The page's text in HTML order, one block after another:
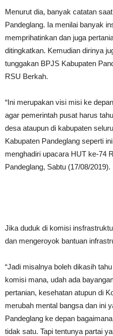
Menurut dia, banyak catatan
Pandeglang. Ia menilai banyak
memprihatinkan dan juga
ditingkatkan. Kemudian dirinya
tunggakan BPJS Kabupaten
RSU Berkah.
“Ini merupakan visi misi ke
agar pemerintah pusat harus
desa ataupun di kabupaten
Kabupaten Pandeglang seperti
menghadiri upacara HUT ke-74
Pandeglang, Sabtu (17/08/2019).
Jika duduk di komisi
dan mengeroyok bantuan
“Jadi misalnya boleh dikasih
komisi mana, udah ada
pertanian, kesehatan atupun di
merubah mental bangsa dan ini
Pandeglang ke depan
tidak satu. Tapi tentunya partai